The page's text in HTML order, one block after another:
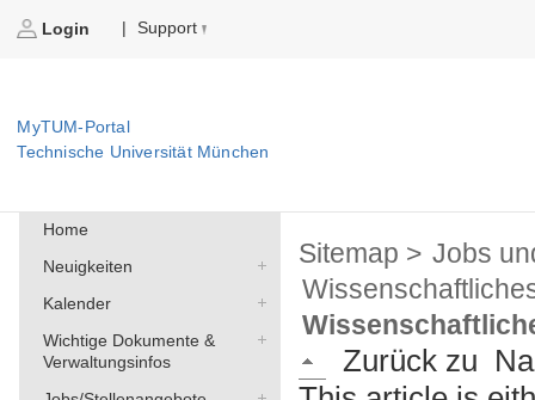
Login | Support
MyTUM-Portal
Technische Universität München
Home
Neuigkeiten
Kalender
Wichtige Dokumente &
Verwaltungsinfos
Sitemap > Jobs
Zurück zu